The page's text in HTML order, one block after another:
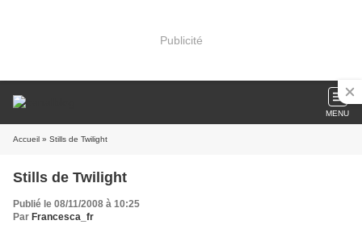
Publicité
MENU
Accueil » Stills de Twilight
Stills de Twilight
Publié le 08/11/2008 à 10:25
Par Francesca_fr